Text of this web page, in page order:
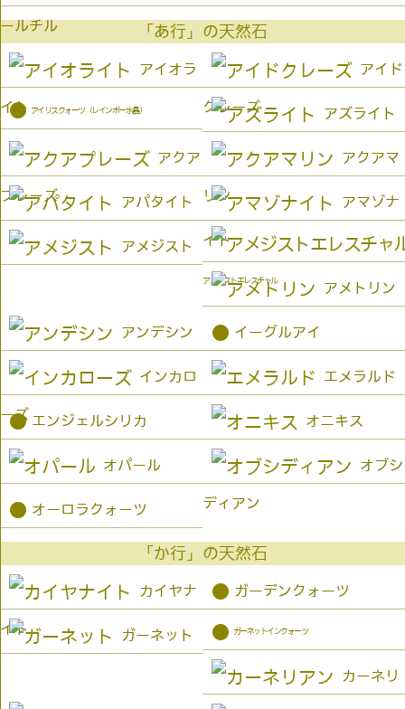
ールチル 「あ行」の天然石
アイオラ
イト
アイド
クレーズ
● アイリスクォーツ（レインボー水晶） アズライト
アクア
プレーズ
アクアマ
リン
アパタイト アマゾナ
イト
アメジスト
アメジストエレスチャル アメトリン
アンデシン ● イーグルアイ
インカロ
ーズ
エメラルド
● エンジェルシリカ オニキス
オパール オブシ
ディアン
● オーロラクォーツ
「か行」の天然石
カイヤナ
イト
● ガーデンクォーツ
ガーネット ● ガーネットインクォーツ
カーネリ